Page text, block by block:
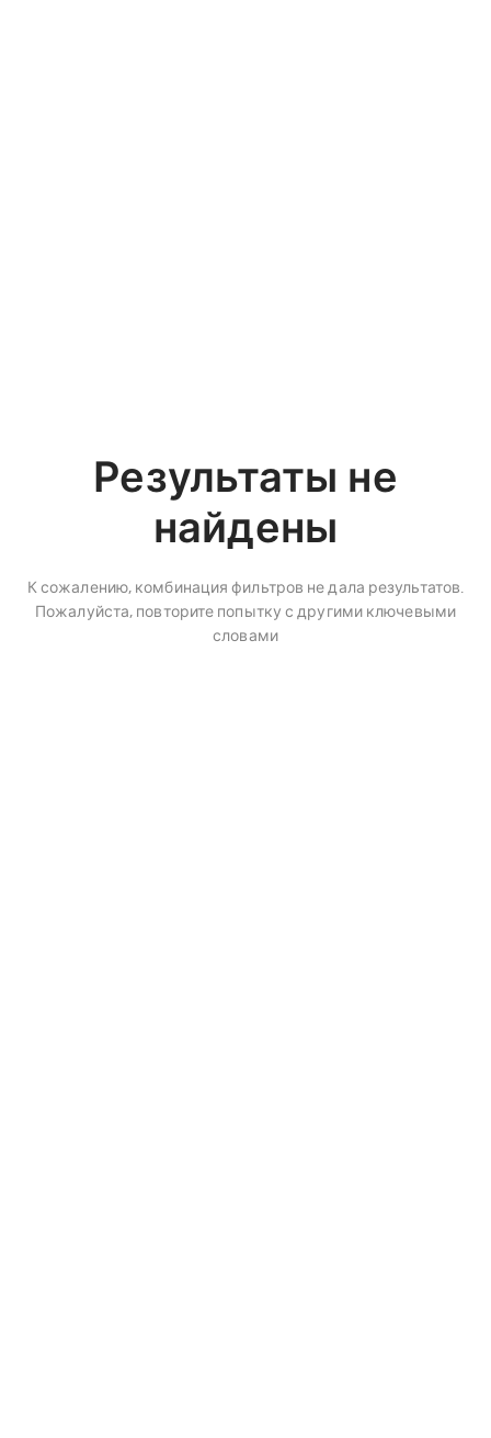
Результаты не
найдены
К сожалению, комбинация фильтров не дала результатов.
Пожалуйста, повторите попытку с другими ключевыми
словами